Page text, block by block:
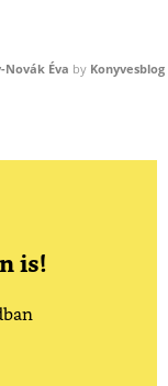
Novák Éva by Konyvesblog
is!